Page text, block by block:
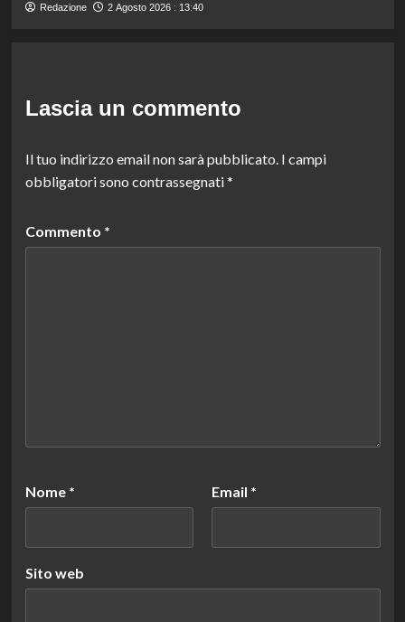
Redazione 2 Agosto 2026 : 13:40
Lascia un commento
Il tuo indirizzo email non sarà pubblicato. I campi
obbligatori sono contrassegnati*
Commento *
Nome * Email *
Sito web